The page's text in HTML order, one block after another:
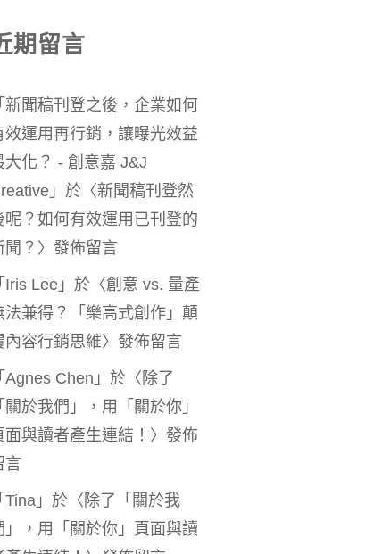
期留言
新聞稿刊登之後，企業如何
效運用再行銷，讓曝光效益
大化？ - 創意嘉 J&J
」於〈新聞稿刊登然
呢？如何有效運用已刊登的
聞？ 〉發佈留言
Iris Lee 」於〈創意 vs. 量產
法兼得？「樂高式創作」顛
內容行銷思維〉發佈留言
Agnes Chen 」於〈 除了
關於我們」，用「關於你」
面與讀者產生連結！ 〉發佈
言
Tina 」於〈 除了「關於我
」，用「關於你」頁面與讀